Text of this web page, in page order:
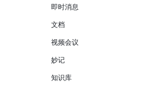
即时消息
文档
视频会议
妙记
知识库